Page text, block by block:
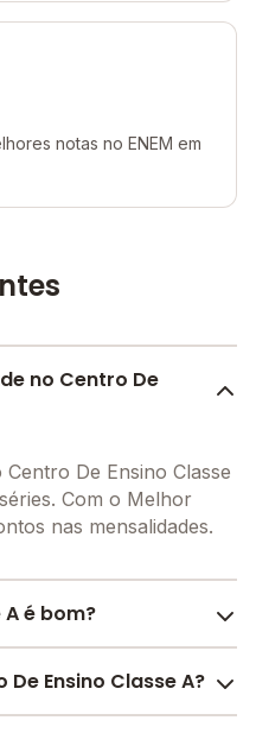
notas no ENEM em
no Centro De
De Ensino Classe
Com o Melhor
nas mensalidades.
A é bom?
é bem avaliado por pais,
Ensino Classe A?